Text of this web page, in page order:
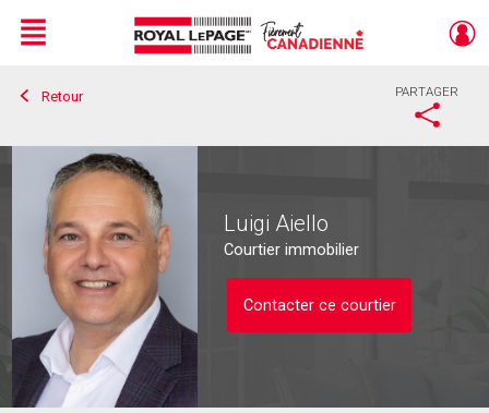
Live
En Direct
Menu
Retour PARTAGER
Luigi Aiello
Courtier immobilier
Contacter ce courtier